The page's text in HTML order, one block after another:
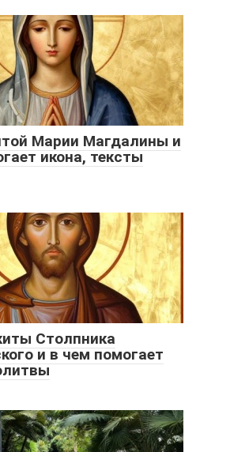
Марии Магдалины и
икона, тексты
Столпника
и в чем помогает